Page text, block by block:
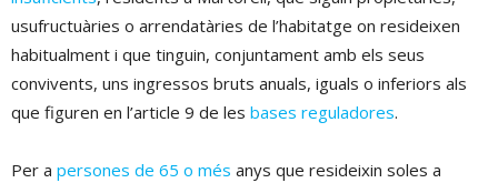
usufructuàries o arrendatàries de l’habitatge on resideixen
habitualment i que tinguin, conjuntament amb els seus
convivents, uns ingressos bruts anuals, iguals o inferiors als
que figuren en l’article 9 de les bases reguladores.
Per a persones de 65 o més anys que resideixin soles a